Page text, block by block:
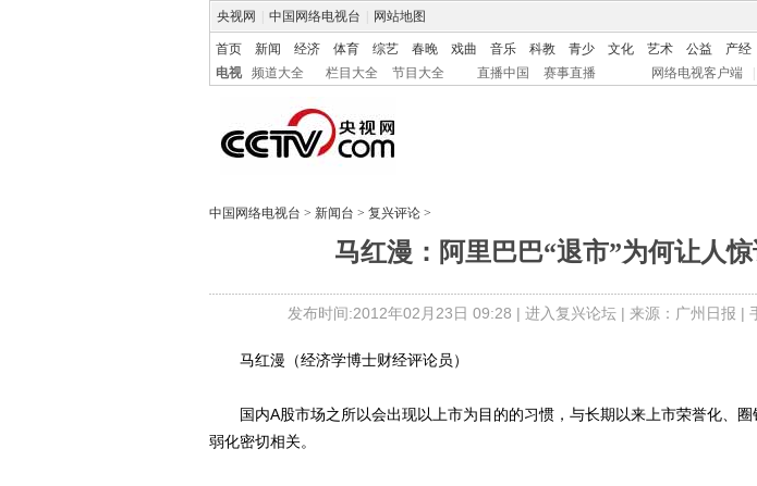
央视网 中国网络电视台 网站地图
首页 新闻 经济 体育 综艺 春晚 戏曲 音乐 科教 青少 文化 艺术 公益 产经
电视
频道大全 栏目大全 节目大全 直播中国 赛事直播 网络电视客户端
中国网络电视台 > 新闻台 > 复兴评论 >
马红漫：阿里巴巴“退市”为何让人
发布时间:2012年02月23日 09:28 | 进入复兴论坛| 来源：广州日报 |
马红漫（经济学博士财经评论员）
国内A股市场之所以会出现以上市为目的的习惯，与长期以来上市荣誉化、圈
弱化密切相关。